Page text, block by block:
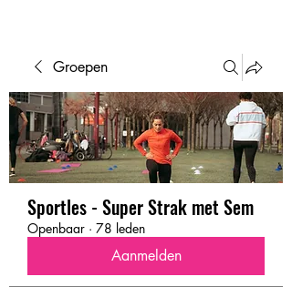
Groepen
Sportles - Super Strak met Sem
Openbaar · 78 leden
Aanmelden